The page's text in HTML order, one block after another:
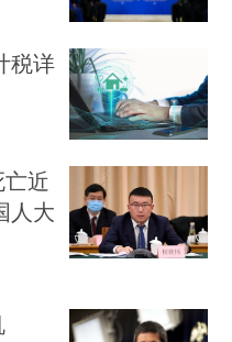
期间，百余位来自全球
，交流思想，他们当
伟民、郭树清
朱光
、陆克文、罗伯特·霍
、阿代尔·特纳、吴敬
、吴晓灵 、 丁学东、李
千余位各界嘉宾莅临会
道，在经济界和金融
税详
亡近
人大